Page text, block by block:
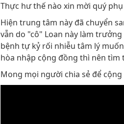
Thực hư thế nào xin mời quý
Hiện trung tâm này đã chuyển
vẫn do "cô" Loan này làm
bệnh tự kỷ rối nhiễu tâm lý
hòa nhập cộng đồng thì nên tìm
Mong mọi người chia sẻ để